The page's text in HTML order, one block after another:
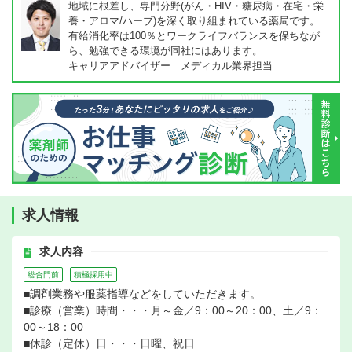
地域に根差し、専門分野(がん・HIV・糖尿病・在宅・栄
養・アロマ/ハーブ)を深く取り組まれている薬局です。
有給消化率は100％とワークライフバランスを保ちなが
ら、勉強できる環境が同社にはあります。
キャリアアドバイザー メディカル業界担当
求人情報
求人内容
総合門前 積極採用中
■調剤業務や服薬指導などをしていただきます。
■診療（営業）時間・・・月～金／9：00～20：00、土／9：
00～18：00
■休診（定休）日・・・日曜、祝日